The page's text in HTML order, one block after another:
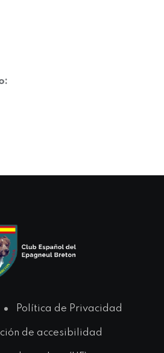
Política de Privacidad
de accesibilidad